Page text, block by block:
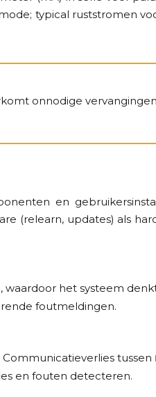
typical ruststromen
onnodige
en
(relearn, updates) als
het systeem
foutmeldingen.
tussen
en fouten detecteren.